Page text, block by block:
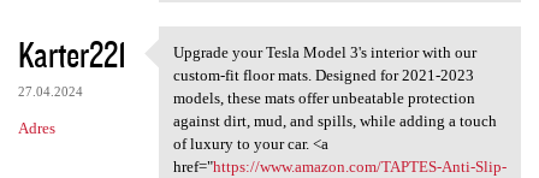
Karter221
27.04.2024
Adres
Upgrade your Tesla Model 3's
Upgrade your Tesla Model 3's interior with our
custom-fit floor mats. Designed for 2021-2023
models, these mats offer unbeatable protection
against dirt, mud, and spills, while adding a touch
of luxury to your car. <a
href="https://www.amazon.com/TAPTES-Anti-Slip-